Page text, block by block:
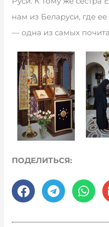
нам из Беларуси, где
— одна из самых
ПОДЕЛИТЬСЯ: